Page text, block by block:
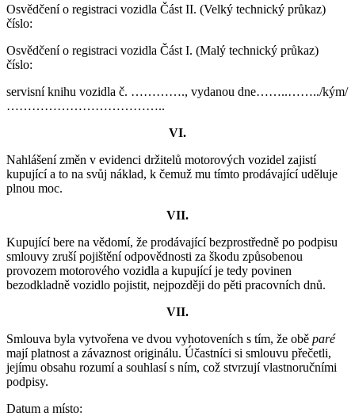
Osvědčení o registraci vozidla Část II. (Velký technický průkaz)
číslo:
Osvědčení o registraci vozidla Část I. (Malý technický průkaz)
číslo:
servisní knihu vozidla č. …………., vydanou dne……..……../kým/
………………………………..
VI.
Nahlášení změn v evidenci držitelů motorových vozidel zajistí
kupující a to na svůj náklad, k čemuž mu tímto prodávající uděluje
plnou moc.
VII.
Kupující bere na vědomí, že prodávající bezprostředně po podpisu
smlouvy zruší pojištění odpovědnosti za škodu způsobenou
provozem motorového vozidla a kupující je tedy povinen
bezodkladně vozidlo pojistit, nejpozději do pěti pracovních dnů.
VII.
Smlouva byla vytvořena ve dvou vyhotoveních s tím, že obě paré
mají platnost a závaznost originálu. Účastníci si smlouvu přečetli,
jejímu obsahu rozumí a souhlasí s ním, což stvrzují vlastnoručními
podpisy.
Datum a místo: